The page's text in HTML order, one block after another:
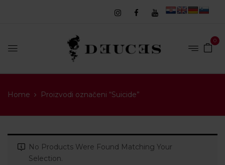
0
Home Proizvodi označeni “Suicide”
No Products Were Found Matching Your
Selection.